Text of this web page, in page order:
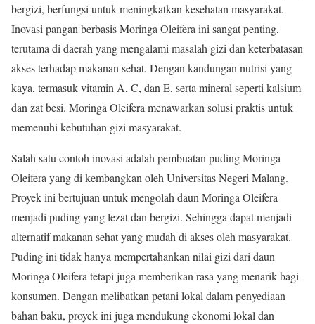
bergizi, berfungsi untuk meningkatkan kesehatan masyarakat.
Inovasi pangan berbasis Moringa Oleifera ini sangat penting,
terutama di daerah yang mengalami masalah gizi dan keterbatasan
akses terhadap makanan sehat. Dengan kandungan nutrisi yang
kaya, termasuk vitamin A, C, dan E, serta mineral seperti kalsium
dan zat besi. Moringa Oleifera menawarkan solusi praktis untuk
memenuhi kebutuhan gizi masyarakat.
Salah satu contoh inovasi adalah pembuatan puding Moringa
Oleifera yang di kembangkan oleh Universitas Negeri Malang.
Proyek ini bertujuan untuk mengolah daun Moringa Oleifera
menjadi puding yang lezat dan bergizi. Sehingga dapat menjadi
alternatif makanan sehat yang mudah di akses oleh masyarakat.
Puding ini tidak hanya mempertahankan nilai gizi dari daun
Moringa Oleifera tetapi juga memberikan rasa yang menarik bagi
konsumen. Dengan melibatkan petani lokal dalam penyediaan
bahan baku, proyek ini juga mendukung ekonomi lokal dan